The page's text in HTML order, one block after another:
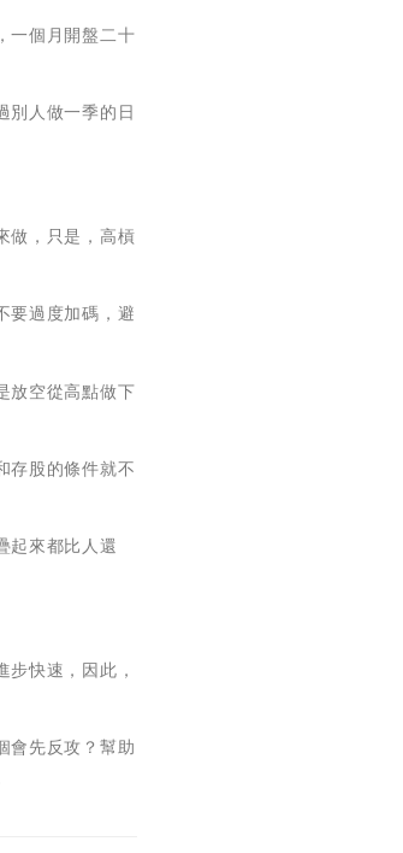
一個月開盤二十
別人做一季的日
做，只是，高槓
要過度加碼，避
放空從高點做下
存股的條件就不
起來都比人還
快速，因此，
會先反攻？幫助